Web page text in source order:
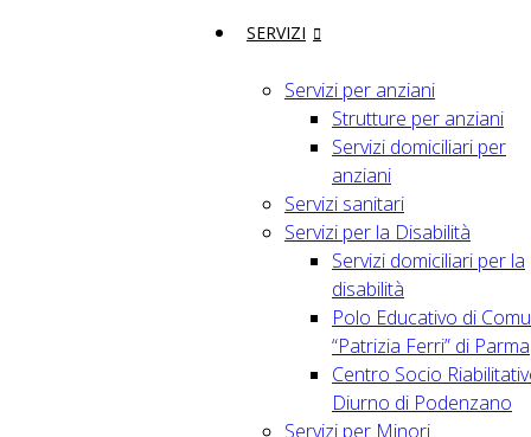
SERVIZI
Servizi per anziani
Strutture per anziani
Servizi domiciliari per
anziani
Servizi sanitari
Servizi per la Disabilità
Servizi domiciliari per la
disabilità
Polo Educativo di
“Patrizia Ferri” di Parma
Centro Socio
Diurno di Podenzano
Servizi per Minori